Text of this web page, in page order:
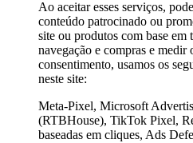
Ao aceitar esses serviços,
conteúdo patrocinado ou
site ou produtos com base em
navegação e compras e medir
consentimento, usamos os
neste site:
Meta-Pixel, Microsoft
(RTBHouse), TikTok Pixel,
baseadas em cliques, Ads